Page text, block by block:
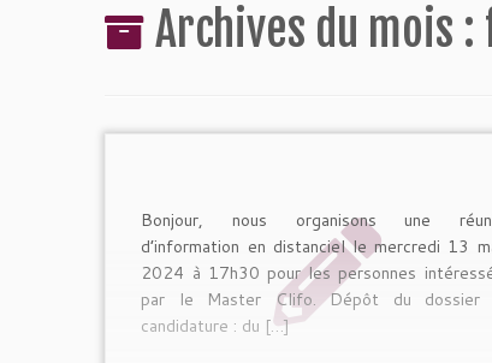
Archives du mois :
Bonjour, nous organisons une
d’information en distanciel le mercredi 13
2024 à 17h30 pour les personnes
par le Master Clifo. Dépôt du dossier
candidature : du […]